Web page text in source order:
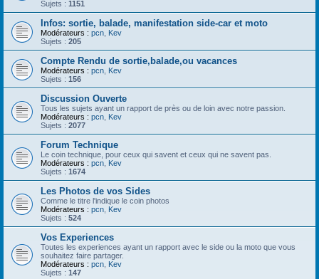
Sujets : 1151
Infos: sortie, balade, manifestation side-car et moto
Modérateurs : pcn Kev
Sujets : 205
Compte Rendu de sortie,balade,ou vacances
Modérateurs : pcn Kev
Sujets : 156
Discussion Ouverte
Tous les sujets ayant un rapport de près ou de loin avec notre passion.
Modérateurs : pcn Kev
Sujets : 2077
Forum Technique
Le coin technique, pour ceux qui savent et ceux qui ne savent pas.
Modérateurs : pcn Kev
Sujets : 1674
Les Photos de vos Sides
Comme le titre l'indique le coin photos
Modérateurs : pcn Kev
Sujets : 524
Vos Experiences
Toutes les experiences ayant un rapport avec le side ou la moto que vous
souhaitez faire partager.
Modérateurs : pcn Kev
Sujets : 147